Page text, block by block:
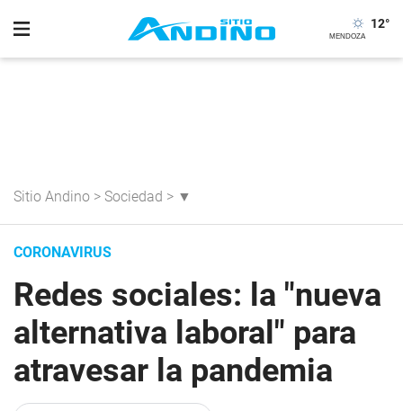
12°
Sitio Andino > Sociedad > ▼
CORONAVIRUS
Redes sociales: la "nueva
alternativa laboral" para
atravesar la pandemia